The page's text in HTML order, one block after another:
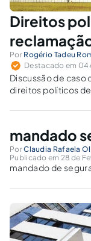
Direitos
Por Rogério Tadeu
Destacado em 04
Discussão de caso
direitos políticos
mandado
PorClaudia Rafaela
Publicado em 28 de
mandado de